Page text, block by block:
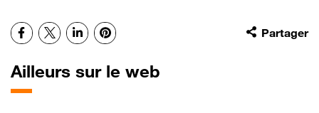
Partager
Facebook
X LinkedInPinterest
Ailleurs sur le web